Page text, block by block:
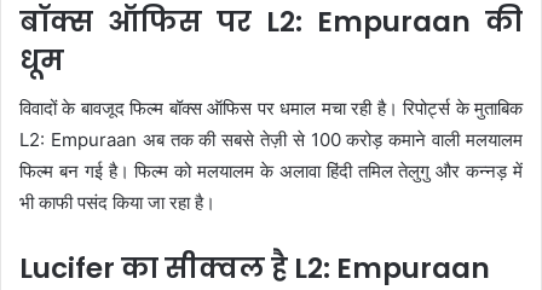
बॉक्स ऑफिस पर L2: Empuraan की
धूम
विवादों के बावजूद फिल्म बॉक्स ऑफिस पर धमाल मचा रही है। रिपोर्ट्स के मुताबिक
L2: Empuraan अब तक की सबसे तेज़ी से 100 करोड़ कमाने वाली मलयालम
फिल्म बन गई है। फिल्म को मलयालम के अलावा हिंदी तमिल तेलुगु और कन्नड़ में
भी काफी पसंद किया जा रहा है।
Lucifer का सीक्वल है L2: Empuraan